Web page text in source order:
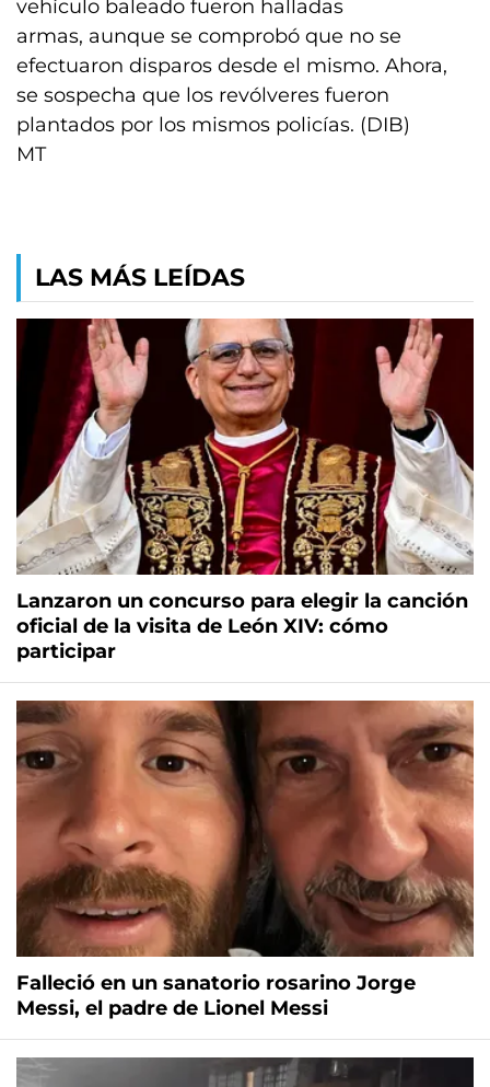
vehículo baleado fueron halladas
armas, aunque se comprobó que no se
efectuaron disparos desde el mismo. Ahora,
se sospecha que los revólveres fueron
plantados por los mismos policías. (DIB)
MT
LAS MÁS LEÍDAS
Lanzaron un concurso para elegir la canción
oficial de la visita de León XIV: cómo
participar
Falleció en un sanatorio rosarino Jorge
Messi, el padre de Lionel Messi